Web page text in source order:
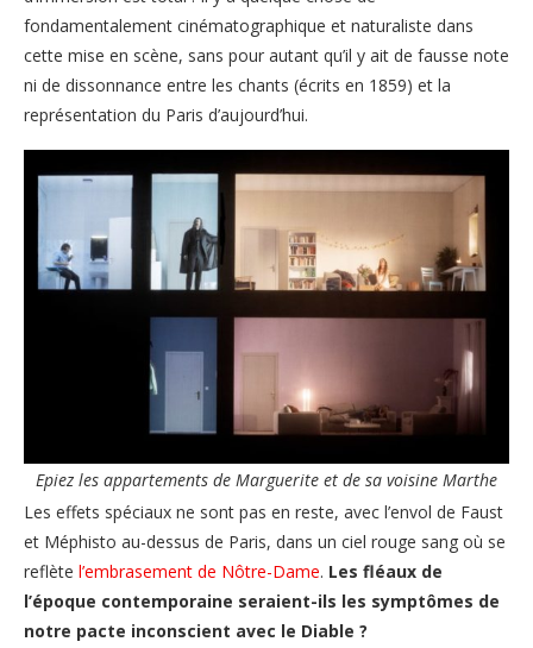
fondamentalement cinématographique et naturaliste dans
cette mise en scène, sans pour autant qu’il y ait de fausse note
ni de dissonnance entre les chants (écrits en 1859) et la
représentation du Paris d’aujourd’hui.
Epiez les appartements de Marguerite et de sa voisine Marthe
Les effets spéciaux ne sont pas en reste, avec l’envol de Faust
et Méphisto au-dessus de Paris, dans un ciel rouge sang où se
reflète l’embrasement de Nôtre-Dame. Les fléaux de
l’époque contemporaine seraient-ils les symptômes de
notre pacte inconscient avec le Diable ?